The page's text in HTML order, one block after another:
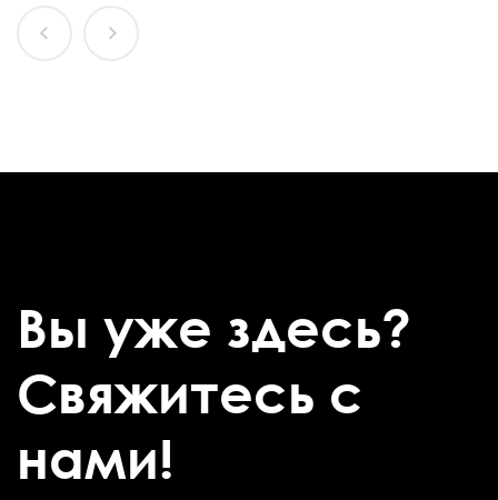
Вы уже здесь?
Свяжитесь с
нами!